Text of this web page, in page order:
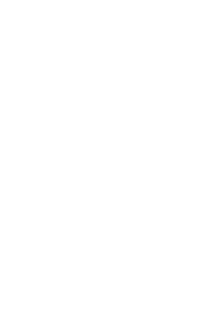
Diese Sorte wurde von
seltene bzw. alte Sorte
ist eine Stiftung,
Erhalt der Vielfalt von seltenen
In langjähriger
ProSpecieRara ist Sativa aktiv in
und Pflege dieser
Für diese Sorte betreibt
die Erhaltungszüchtung. Um
Qualität zu sichern, muss man
werden sie nachgebaut
Eigenschaften selektiert.
Sorten fortlaufend den